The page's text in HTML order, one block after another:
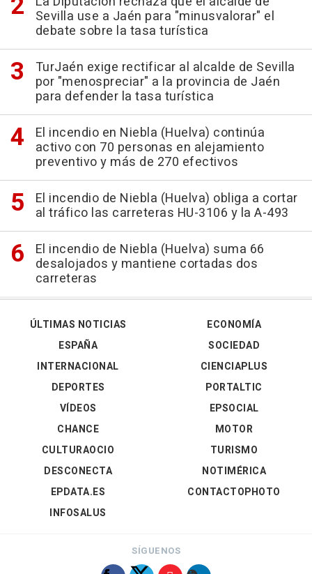
Sevilla use a Jaén para "minusvalorar" el
debate sobre la tasa turística
TurJaén exige rectificar al alcalde de Sevilla
por "menospreciar" a la provincia de Jaén
para defender la tasa turística
El incendio en Niebla (Huelva) continúa
activo con 70 personas en alejamiento
preventivo y más de 270 efectivos
El incendio de Niebla (Huelva) obliga a cortar
al tráfico las carreteras HU-3106 y la A-493
El incendio de Niebla (Huelva) suma 66
desalojados y mantiene cortadas dos
carreteras
ÚLTIMAS NOTICIAS
ESPAÑA
INTERNACIONAL
DEPORTES
VÍDEOS
ECONOMÍA
SOCIEDAD
CIENCIAPLUS
PORTALTIC
EPSOCIAL
CHANCE
CULTURAOCIO
DESCONECTA
EPDATA.ES
INFOSALUS
MOTOR
TURISMO
NOTIMÉRICA
CONTACTOPHOTO
SÍGUENOS